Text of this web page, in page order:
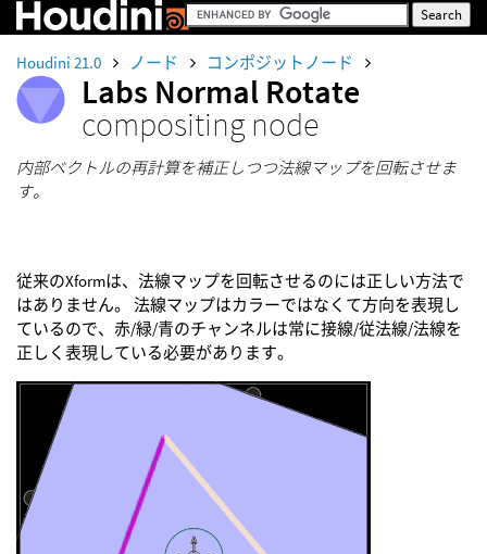
Houdini 21.0 ノード コンポジットノード
Labs Normal Rotate
compositing node
内部ベクトルの再計算を補正しつつ法線マップを回転させま
す。
従来のXformは、法線マップを回転させるのには正しい方法で
はありません。 法線マップはカラーではなくて方向を表現し
ているので、赤/緑/青のチャンネルは常に接線/従法線/法線を
正しく表現している必要があります。